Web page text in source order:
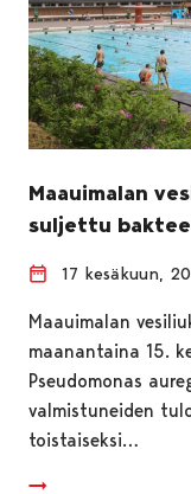
Maauimalan
suljettu
17 kesäkuun,
Maauimalan
maanantaina 15.
Pseudomonas
valmistuneiden
toistaiseksi…